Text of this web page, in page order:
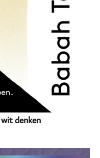
denken